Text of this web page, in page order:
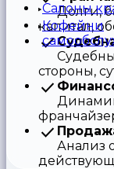
Салоны
Кофейни
Долги,
капитал,
стороны,
Анализ